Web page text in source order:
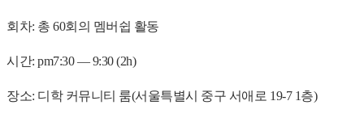
회차: 총 60회의 멤버쉽 활동
시간: pm7:30 — 9:30 (2h)
장소: 디학 커뮤니티 룸(서울특별시 중구 서애로 19-7 1층)